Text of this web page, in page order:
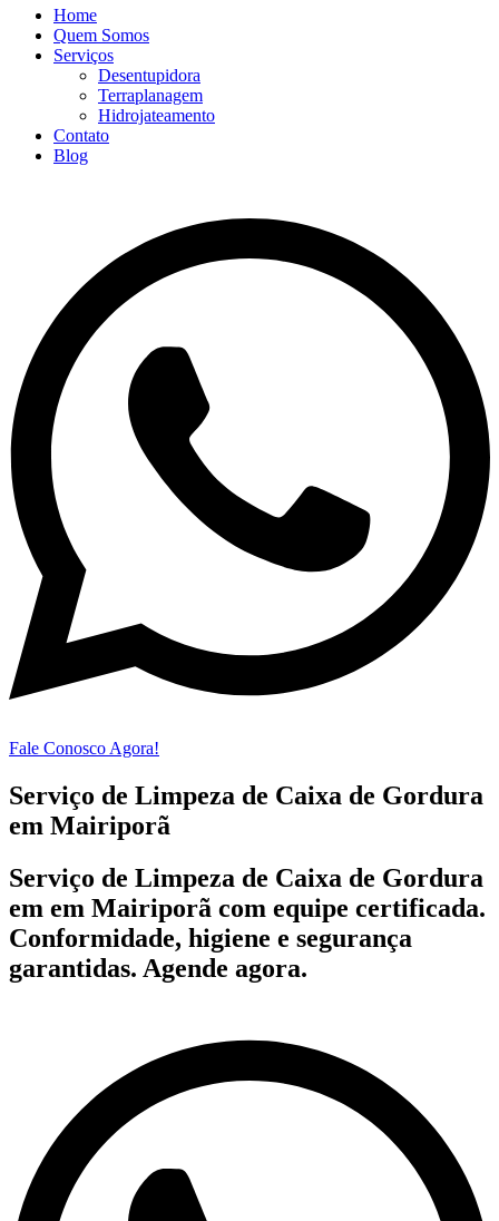
Home
Quem Somos
Serviços
Desentupidora
Terraplanagem
Hidrojateamento
Contato
Blog
Fale Conosco Agora!
Serviço de Limpeza de Caixa de Gordura
em Mairiporã
Serviço de Limpeza de Caixa de Gordura
em em Mairiporã com equipe certificada.
Conformidade, higiene e segurança
garantidas. Agende agora.